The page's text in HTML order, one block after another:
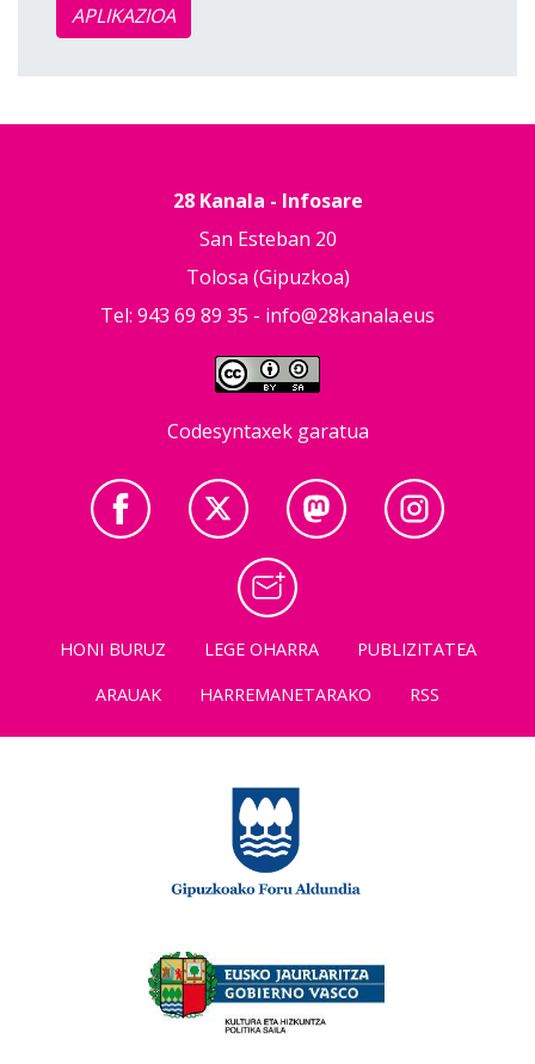
APLIKAZIOA
28 Kanala - Infosare
San Esteban 20
Tolosa (Gipuzkoa)
Tel: 943 69 89 35 - info@28kanala.eus
Codesyntaxek garatua
HONI BURUZ LEGE OHARRA
PUBLIZITATEA
ARAUAK
HARREMANETARAKO RSS